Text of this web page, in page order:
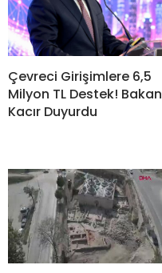
Çevreci Girişimlere 6,5
Milyon TL Destek! Bakan
Kacır Duyurdu